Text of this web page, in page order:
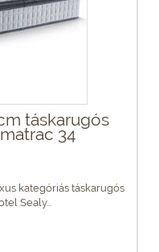
táskarugós
34
kategóriás táskarugós
Sealy...